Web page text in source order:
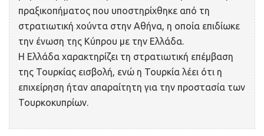
πραξικοπήματος που υποστηρίχθηκε από τη
στρατιωτική χούντα στην Αθήνα, η οποία επιδίωκε
την ένωση της Κύπρου με την Ελλάδα.
Η Ελλάδα χαρακτηρίζει τη στρατιωτική επέμβαση
της Τουρκίας εισβολή, ενώ η Τουρκία λέει ότι η
επιχείρηση ήταν απαραίτητη για την προστασία των
Τουρκοκυπρίων.